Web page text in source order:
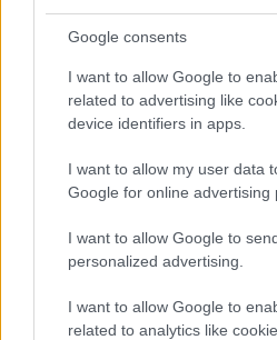
Google consents
I want to allow Google to
related to advertising like
device identifiers in apps.
I want to allow my user data
Google for online advertising
I want to allow Google to
personalized advertising.
I want to allow Google to
related to analytics like
Paks II.: Mit
mérföldköve a
árnyékában?
Helyi hírek
Amire
másodfokúra